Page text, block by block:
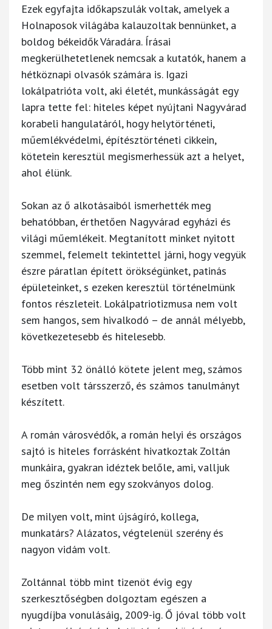
Ezek egyfajta időkapszulák voltak, amelyek a
Holnaposok világába kalauzoltak bennünket, a
boldog békeidők Váradára. Írásai
megkerülhetetlenek nemcsak a kutatók, hanem a
hétköznapi olvasók számára is. Igazi
lokálpatrióta volt, aki életét, munkásságát egy
lapra tette fel: hiteles képet nyújtani Nagyvárad
korabeli hangulatáról, hogy helytörténeti,
műemlékvédelmi, építésztörténeti cikkein,
kötetein keresztül megismerhessük azt a helyet,
ahol élünk.
Sokan az ő alkotásaiból ismerhették meg
behatóbban, érthetően Nagyvárad egyházi és
világi műemlékeit. Megtanított minket nyitott
szemmel, felemelt tekintettel járni, hogy vegyük
észre páratlan épített örökségünket, patinás
épületeinket, s ezeken keresztül történelmünk
fontos részleteit. Lokálpatriotizmusa nem volt
sem hangos, sem hivalkodó – de annál mélyebb,
következetesebb és hitelesebb.
Több mint 32 önálló kötete jelent meg, számos
esetben volt társszerző, és számos tanulmányt
készített.
A román városvédők, a román helyi és országos
sajtó is hiteles forrásként hivatkoztak Zoltán
munkáira, gyakran idéztek belőle, ami, valljuk
meg őszintén nem egy szokványos dolog.
De milyen volt, mint újságíró, kollega,
munkatárs? Alázatos, végtelenül szerény és
nagyon vidám volt.
Zoltánnal több mint tizenöt évig egy
szerkesztőségben dolgoztam egészen a
nyugdíjba vonulásáig, 2009-ig. Ő jóval több volt